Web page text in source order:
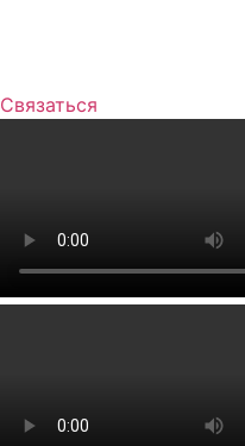
Связаться